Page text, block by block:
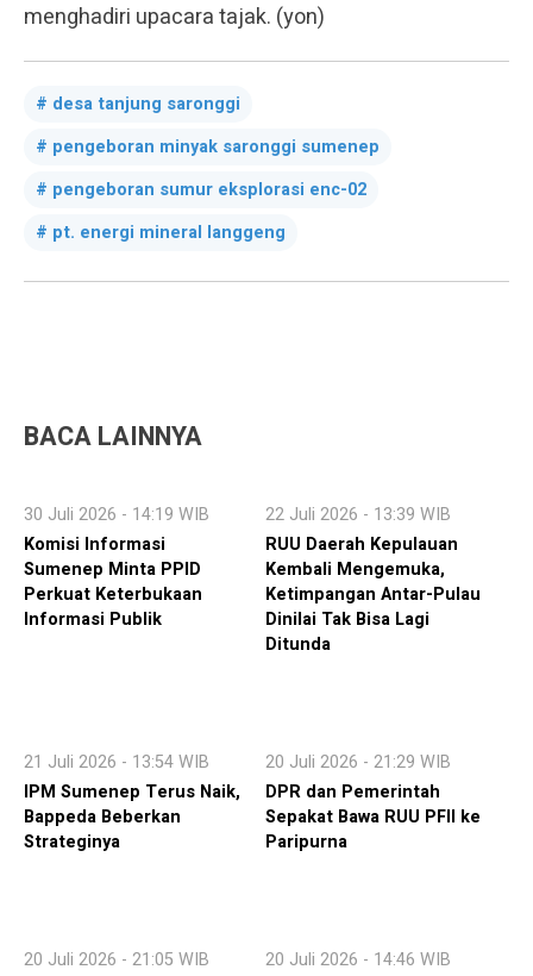
menghadiri upacara tajak. (yon)
desa tanjung saronggi
pengeboran minyak saronggi sumenep
pengeboran sumur eksplorasi enc-02
pt. energi mineral langgeng
BACA LAINNYA
30 Juli 2026 - 14:19 WIB
Komisi Informasi
Sumenep Minta PPID
Perkuat Keterbukaan
Informasi Publik
22 Juli 2026 - 13:39 WIB
RUU Daerah Kepulauan
Kembali Mengemuka,
Ketimpangan Antar-Pulau
Dinilai Tak Bisa Lagi
Ditunda
21 Juli 2026 - 13:54 WIB
IPM Sumenep Terus Naik,
Bappeda Beberkan
Strateginya
20 Juli 2026 - 21:29 WIB
DPR dan Pemerintah
Sepakat Bawa RUU PFII ke
Paripurna
20 Juli 2026 - 21:05 WIB
20 Juli 2026 - 14:46 WIB